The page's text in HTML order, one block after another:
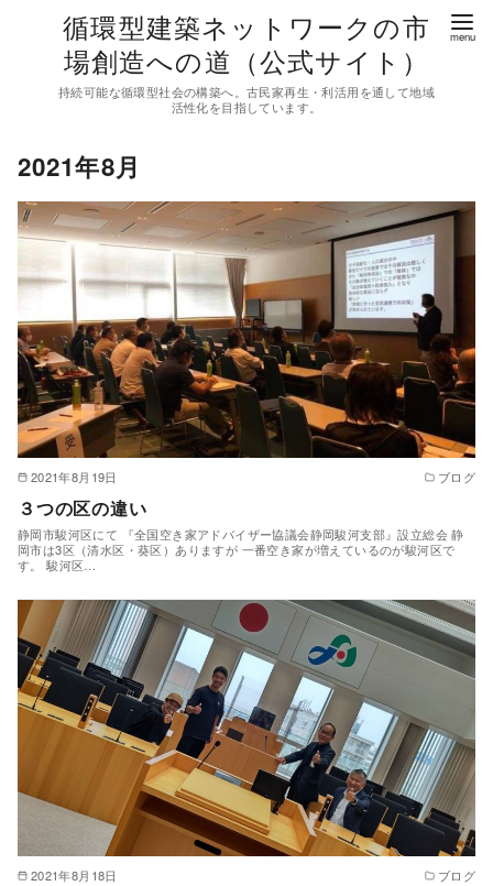
循環型建築ネットワークの市
場創造への道（公式サイト）
持続可能な循環型社会の構築へ。古民家再生・利活用を通して地域
活性化を目指しています。
2021年8月
2021年8月19日 ブログ
３つの区の違い
静岡市駿河区にて 『全国空き家アドバイザー協議会静岡駿河支部』設立総会 静
岡市は3区（清水区・葵区）ありますが 一番空き家が増えているのが駿河区で
す。 駿河区…
2021年8月18日 ブログ